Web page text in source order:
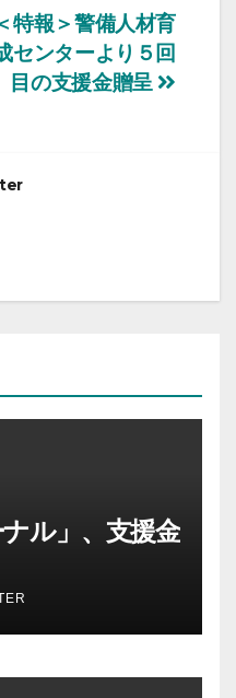
特報＞警備人材育
センターより５回
目の支援金贈呈
ナル」、支援金